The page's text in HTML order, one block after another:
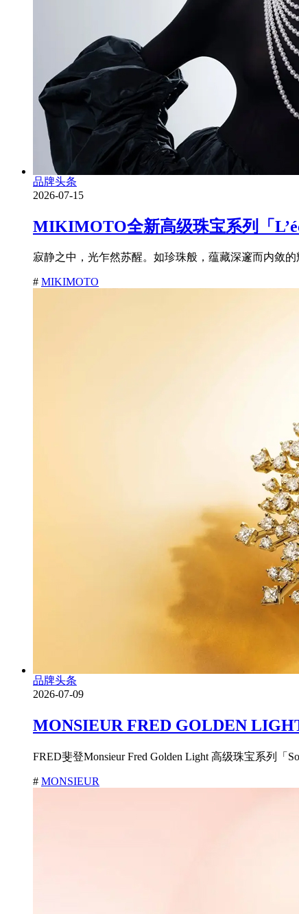
品牌头条
2026-07-15
MIKIMOTO全新高级珠宝系列「
寂静之中，光乍然苏醒。如珍珠般，蕴藏深邃而内敛
# MIKIMOTO
品牌头条
2026-07-09
MONSIEUR FRED GOLDEN
FRED斐登Monsieur Fred Golden Light 高级珠宝系列
# MONSIEUR